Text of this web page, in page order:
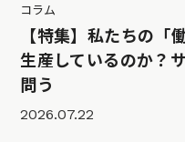
コラム
【特集】私たちの「
生産しているのか？
問う
2026.07.22